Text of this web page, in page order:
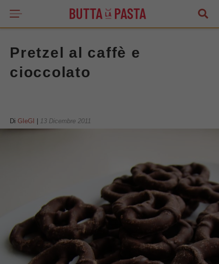
Pretzel al caffè e
cioccolato
Di GIeGI 13 Dicembre 2011